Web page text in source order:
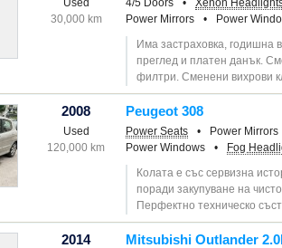
Used
30,000 km
4/5 Doors •
Xenon
Power Mirrors
•
Power
Има застраховка, годишна
преглед и платен данък.
филтри. Сменени вихрови
2008
Used
120,000 km
Peugeot 308
Power Seats •
Power Mirrors
Power Windows
•
Fog
Колата е със сервизна
поради закупуване на
Перфектно техническо
2014 Mitsubishi Outlander